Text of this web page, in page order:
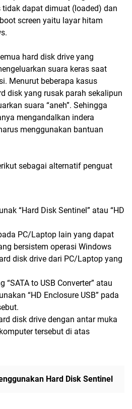
dapat dimuat (loaded) dan
screen yaitu layar hitam
hard disk drive yang
suara keras saat
Menurut beberapa kasus
disk yang rusak parah sekalipun
suara “aneh”. Sehingga
mengandalkan indera
menggunakan bantuan
sebagai alternatif penguat
“Hard Disk Sentinel” atau “HD
PC/Laptop lain yang dapat
bersistem operasi Windows
disk drive dari PC/Laptop yang
“SATA to USB Converter” atau
“HD Enclosure USB” pada
disk drive dengan antar muka
tersebut di atas
Hard Disk Sentinel